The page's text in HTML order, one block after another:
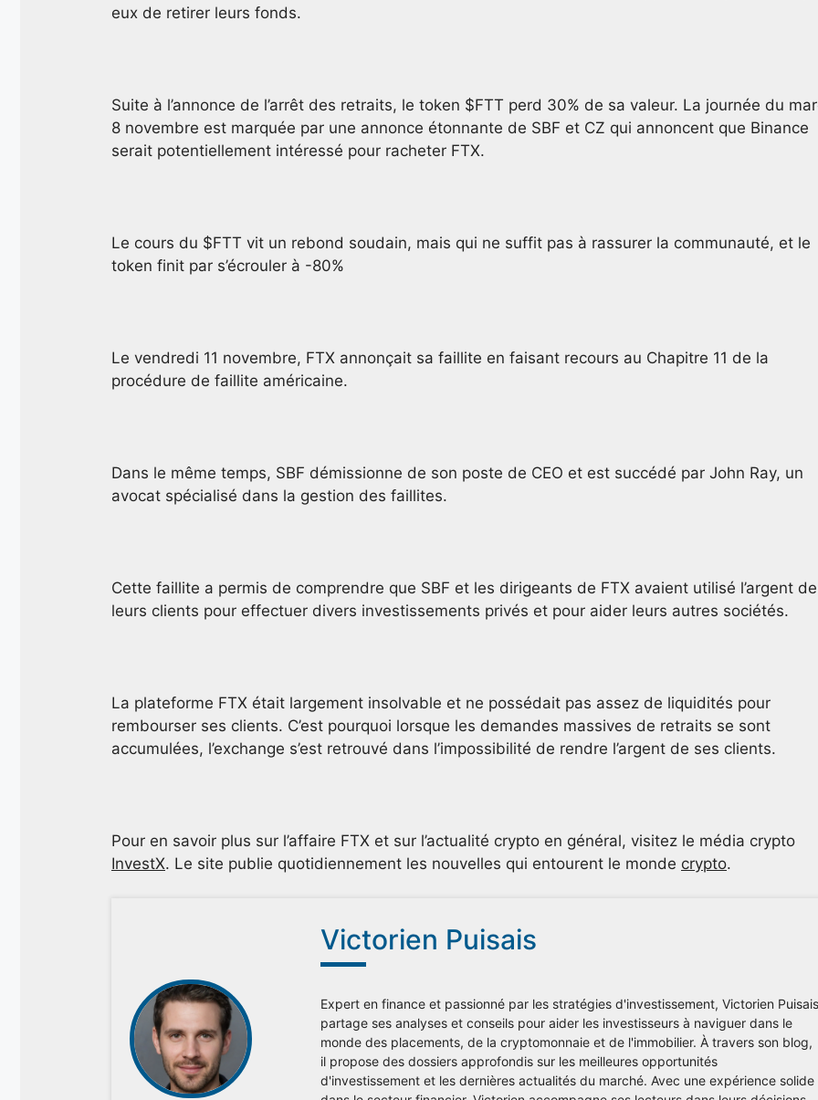
eux de retirer leurs fonds.
Suite à l’annonce de l’arrêt des retraits, le token $FTT perd 30% de sa valeur. La journée du
8 novembre est marquée par une annonce étonnante de SBF et CZ qui annoncent que Binance
serait potentiellement intéressé pour racheter FTX.
Le cours du $FTT vit un rebond soudain, mais qui ne suffit pas à rassurer la communauté, et le
token finit par s’écrouler à -80%
Le vendredi 11 novembre, FTX annonçait sa faillite en faisant recours au Chapitre 11 de la
procédure de faillite américaine.
Dans le même temps, SBF démissionne de son poste de CEO et est succédé par John Ray, un
avocat spécialisé dans la gestion des faillites.
Cette faillite a permis de comprendre que SBF et les dirigeants de FTX avaient utilisé l’argent de
leurs clients pour effectuer divers investissements privés et pour aider leurs autres sociétés.
La plateforme FTX était largement insolvable et ne possédait pas assez de liquidités pour
rembourser ses clients. C’est pourquoi lorsque les demandes massives de retraits se sont
accumulées, l’exchange s’est retrouvé dans l’impossibilité de rendre l’argent de ses clients.
Pour en savoir plus sur l’affaire FTX et sur l’actualité crypto en général, visitez le média crypto
InvestX. Le site publie quotidiennement les nouvelles qui entourent le monde crypto.
Victorien Puisais
Expert en finance et passionné par les stratégies d'investissement, Victorien Puisais
partage ses analyses et conseils pour aider les investisseurs à naviguer dans le
monde des placements, de la cryptomonnaie et de l'immobilier. À travers son blog,
il propose des dossiers approfondis sur les meilleures opportunités
d'investissement et les dernières actualités du marché. Avec une expérience solide